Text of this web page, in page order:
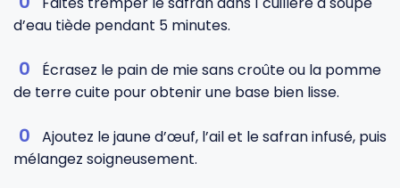
d’eau tiède pendant 5 minutes.
Écrasez le pain de mie sans croûte ou la pomme
de terre cuite pour obtenir une base bien lisse.
Ajoutez le jaune d’œuf, l’ail et le safran infusé, puis
mélangez soigneusement.